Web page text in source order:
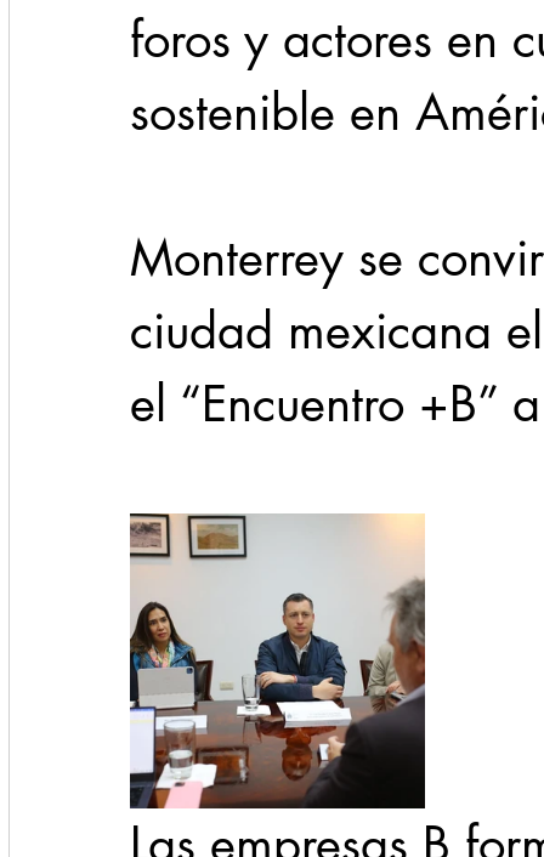
Seguridad 31abr
foros y actores en
sostenible en
Monterrey se
ciudad mexicana
el “Encuentro +B”